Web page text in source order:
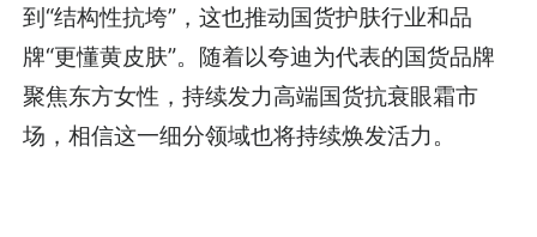
到“结构性抗垮”，这也推动国货护肤行业和品
牌“更懂黄皮肤”。随着以夸迪为代表的国货品牌
聚焦东方女性，持续发力高端国货抗衰眼霜市
场，相信这一细分领域也将持续焕发活力。